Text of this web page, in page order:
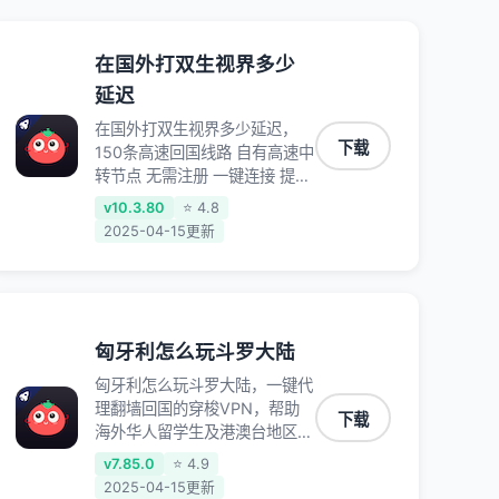
在国外打双生视界多少
延迟
在国外打双生视界多少延迟，
150条高速回国线路 自有高速中
转节点 无需注册 一键连接 提供
高速线路 应用内直达视频音乐
app,快人一步 应用模式 App互
v10.3.80
⭐ 4.8
2025-04-15更新
下载
匈牙利怎么玩斗罗大陆
匈牙利怎么玩斗罗大陆，一键代
理翻墙回国的穿梭VPN，帮助
海外华人留学生及港澳台地区用
户破除地区版权限制问题，一键
降低游戏延迟，加速访问中国网
v7.85.0
⭐ 4.9
2025-04-15更新
下载